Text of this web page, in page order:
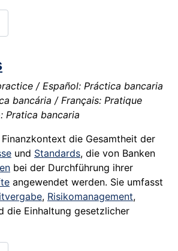
/ Español: Práctica bancaria
bancária / Français: Pratique
Pratica bancaria
die Gesamtheit der
und Standards, die von Banken
bei der Durchführung ihrer
angewendet werden. Sie umfasst
, Risikomanagement,
die Einhaltung gesetzlicher